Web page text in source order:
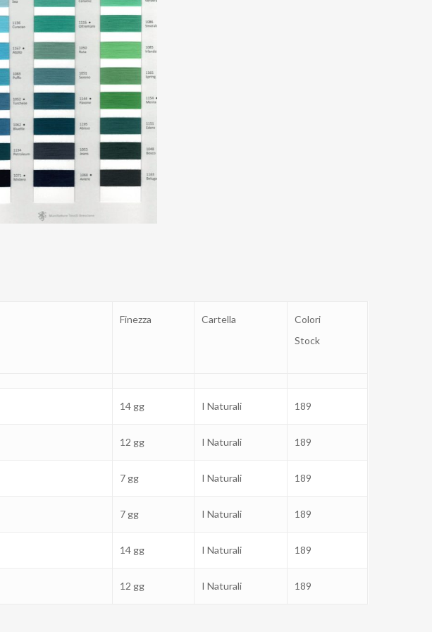
Finezza Cartella
Colori
Stock
14 gg I Naturali 189
12 gg I Naturali 189
7 gg I Naturali 189
7 gg I Naturali 189
14 gg I Naturali 189
12 gg I Naturali 189